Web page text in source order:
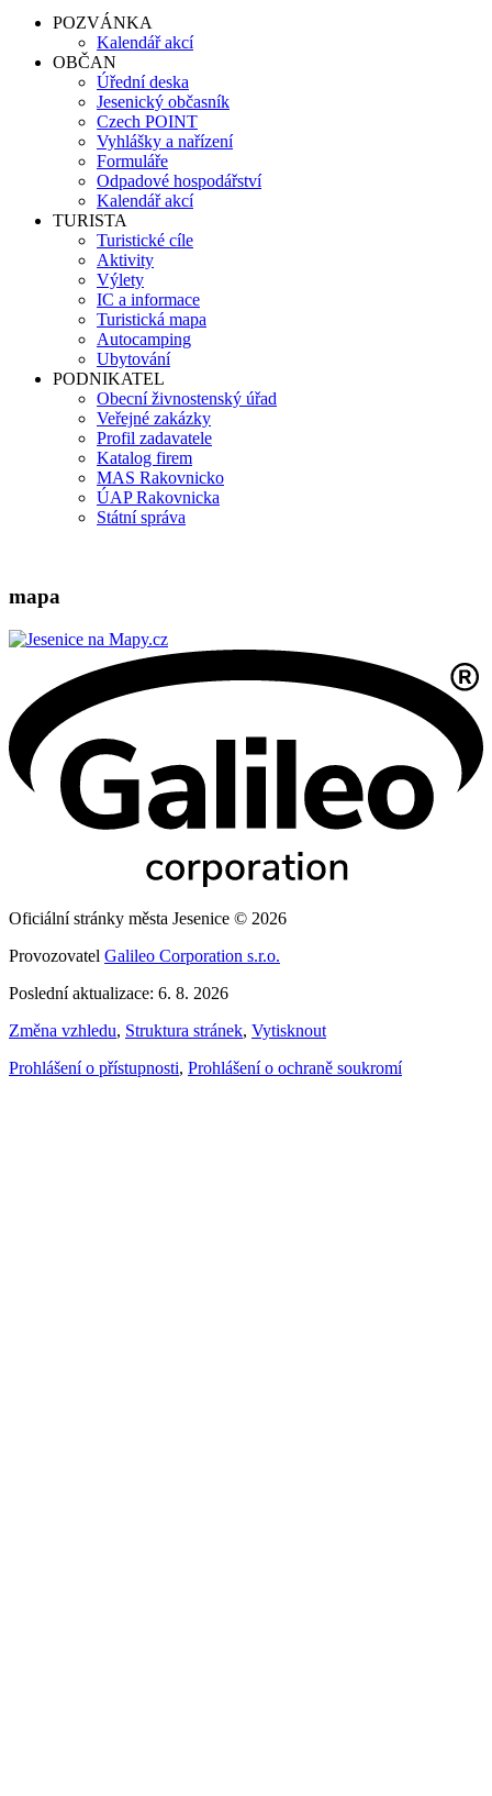
POZVÁNKA
Kalendář akcí
OBČAN
Úřední deska
Jesenický občasník
Czech POINT
Vyhlášky a nařízení
Formuláře
Odpadové hospodářství
Kalendář akcí
TURISTA
Turistické cíle
Aktivity
Výlety
IC a informace
Turistická mapa
Autocamping
Ubytování
PODNIKATEL
Obecní živnostenský úřad
Veřejné zakázky
Profil zadavatele
Katalog firem
MAS Rakovnicko
ÚAP Rakovnicka
Státní správa
mapa
Oficiální stránky města Jesenice © 2026
Provozovatel Galileo Corporation s.r.o.
Poslední aktualizace: 6. 8. 2026
Změna vzhledu, Struktura stránek, Vytisknout
Prohlášení o přístupnosti, Prohlášení o ochraně soukromí